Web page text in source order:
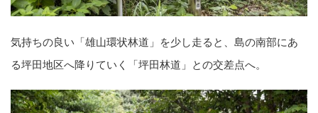
気持ちの良い「雄山環状林道」を少し走ると、島の南部にあ
る坪田地区へ降りていく「坪田林道」との交差点へ。